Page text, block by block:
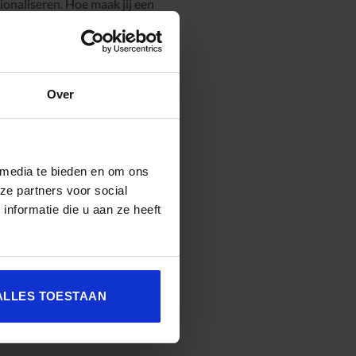
Over
te bieden en om ons
partners voor social
die u aan ze heeft
TOESTAAN
Hoe maak jij een